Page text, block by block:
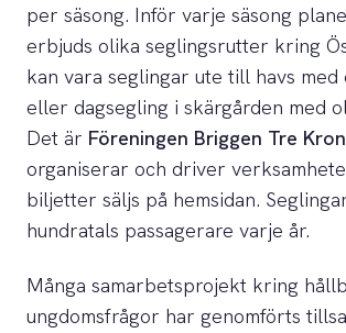
per säsong. Inför varje säsong
erbjuds olika seglingsrutter kring
kan vara seglingar ute till havs
eller dagsegling i skärgården med
Det är Föreningen Briggen Tre
organiserar och driver
biljetter säljs på hemsidan.
hundratals passagerare varje år.
Många samarbetsprojekt kring
ungdomsfrågor har genomförts